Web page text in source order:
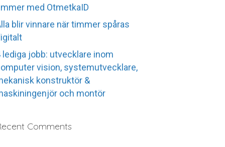
med OtmetkaID
blir vinnare när timmer spåras
lediga jobb: utvecklare inom
vision, systemutvecklare,
konstruktör &
och montör
Comments